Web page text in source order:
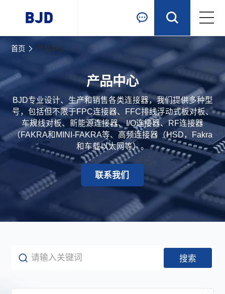
跳到主要内容
首页
产品中心
行业应用
新闻资讯
关于我们
联系我们
语言
CN EN JP
首页 产品中心
产品中心
BJD专业设计、生产和销售各类连接器，我们提供多种型
号，包括但不限于FPC连接器、FFC排线浮动式板对板、
车规线对板、新能源连接器、I/O连接器、RF连接器
（FAKRA和MINI-FAKRA等、高频连接器（HSD，Fakra
和车载以太网等）。
联系我们
搜索